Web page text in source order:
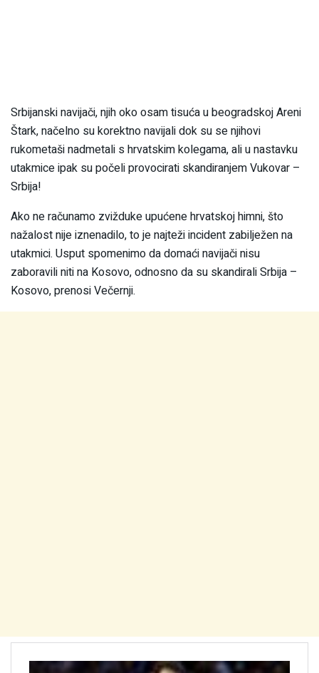
Srbijanski navijači, njih oko osam tisuća u beogradskoj Areni
Štark, načelno su korektno navijali dok su se njihovi
rukometaši nadmetali s hrvatskim kolegama, ali u nastavku
utakmice ipak su počeli provocirati skandiranjem Vukovar –
Srbija!
Ako ne računamo zvižduke upućene hrvatskoj himni, što
nažalost nije iznenadilo, to je najteži incident zabilježen na
utakmici. Usput spomenimo da domaći navijači nisu
zaboravili niti na Kosovo, odnosno da su skandirali Srbija –
Kosovo, prenosi Večernji.